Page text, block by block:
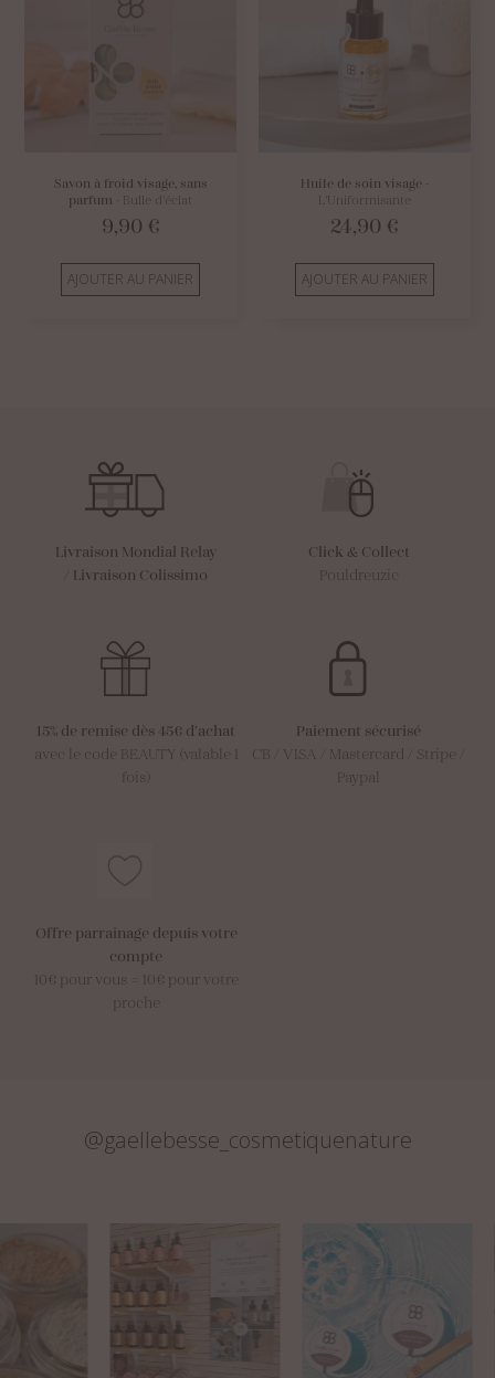
Savon à froid visage, sans
parfum - Bulle d'éclat
9,90 €
AJOUTER AU PANIER
Huile de soin visage-
L'Uniformisante
24,90 €
AJOUTER AU PANIER
Livraison Mondial Relay
Livraison Colissimo
Click & Collect
Pouldreuzic
15% de remise dès 45€ d’achat
avec le code BEAUTY (valable 1
fois)
Paiement sécurisé
CB / VISA / Mastercard / Stripe /
Paypal
Offre parrainage depuis votre
compte
10€ pour vous = 10€ pour votre
proche
@gaellebesse_cosmetiquenature